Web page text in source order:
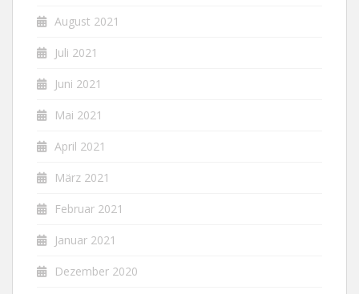
August 2021
Juli 2021
Juni 2021
Mai 2021
April 2021
März 2021
Februar 2021
Januar 2021
Dezember 2020